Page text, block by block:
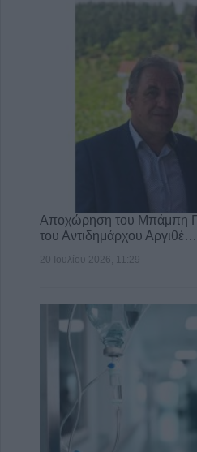
Αποχώρηση του Μπάμπη
του Αντιδημάρχου Αργιθέ…
20 Ιουλίου 2026, 11:29